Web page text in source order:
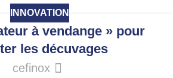
INNOVATION
à vendange » pour
les décuvages
cefinox